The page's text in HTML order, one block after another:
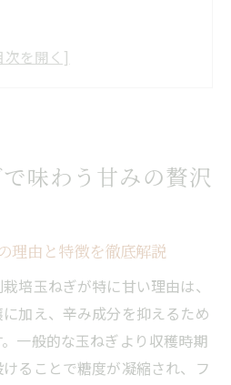
高める南あわじ市のこだわ
さを堪能するバーベキュー
玉ねぎレシピ集
かすバーベキューレシピを
すめ玉ねぎレシピの人気ア
味わう甘みの贅沢
理由と特徴を徹底解説
培玉ねぎが特に甘い理由は、
加え、辛み成分を抑えるため
一般的な玉ねぎより収穫時期
ることで糖度が凝縮され、フ